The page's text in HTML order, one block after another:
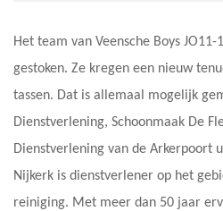
Het team van Veensche Boys
gestoken. Ze kregen een nieuw
tassen. Dat is allemaal mogelijk
Dienstverlening, Schoonmaak De
Dienstverlening van de Arkerpoort
Nijkerk is dienstverlener op het
reiniging. Met meer dan 50 jaar